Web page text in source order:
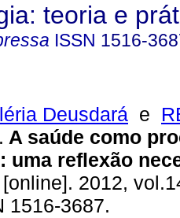
teoria e
ISSN 1516-
Deusdará e
. A saúde como
: uma reflexão
[online]. 2012,
1516-3687.